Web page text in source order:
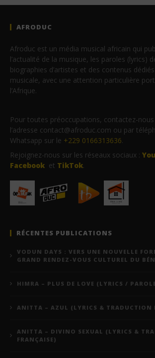
AFRODUC
Afroduc est un média musical africain qui
l’actualité de la musique, les paroles (lyrics)
biographies d’artistes et des contenus
musicale, avec une attention particulière
l’Afrique.
Pour toutes préoccupations, contactez-
l’adresse contact@afroduc.com ou par
Whatsapp sur le +229 0166313636.
Rejoignez-nous sur les réseaux sociaux :
Facebook et TikTok.
RÉCENTES PUBLICATIONS
VODUN DAYS : VERS UNE NOUVELLE
GRAND RENDEZ-VOUS CULTUREL DU
HIMRA – PLUS DE LOVE (LYRICS /
ANITTA – AZUL (LYRICS & TRADUCTION
ANITTA – DIVINO SEXUAL (LYRICS &
FRANÇAISE)